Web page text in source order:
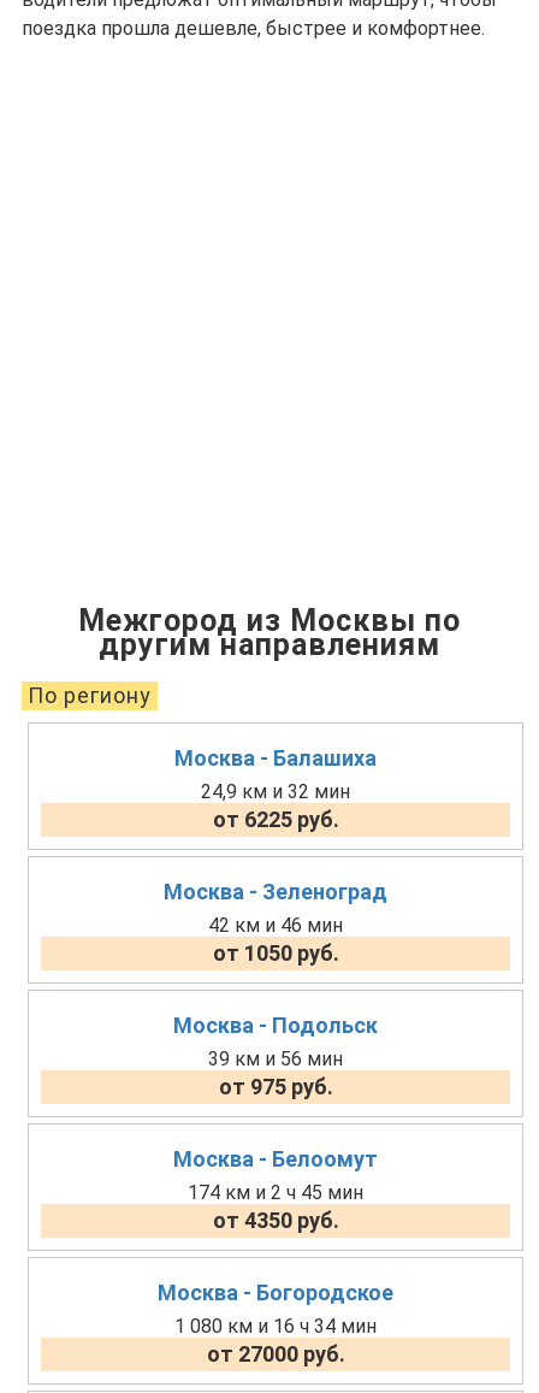
поездка прошла дешевле, быстрее и комфортнее.
Межгород из Москвы по
другим направлениям
По региону
Москва - Балашиха
24,9 км и 32 мин
от 6225 руб.
Москва - Зеленоград
42 км и 46 мин
от 1050 руб.
Москва - Подольск
39 км и 56 мин
от 975 руб.
Москва - Белоомут
174 км и 2 ч 45 мин
от 4350 руб.
Москва - Богородское
1 080 км и 16 ч 34 мин
от 27000 руб.